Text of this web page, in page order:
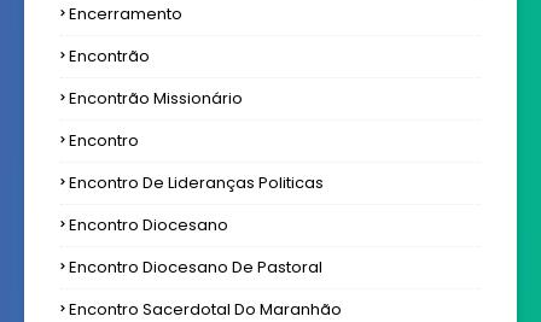
Encerramento
Encontrão
Encontrão Missionário
Encontro
Encontro De Lideranças Politicas
Encontro Diocesano
Encontro Diocesano De Pastoral
Encontro Sacerdotal Do Maranhão